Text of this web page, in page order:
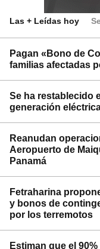
Las + Leídas hoy
Pagan «Bono de
familias afectadas
Se ha restablecido
generación
Reanudan
Aeropuerto de
Panamá
Fetraharina
y bonos de
por los terremotos
Estiman que el